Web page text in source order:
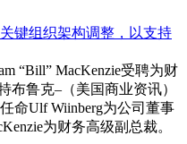
关键组织架构调整，以支持
“Bill” MacKenzie受聘为财
布鲁克–（美国商业资讯）
命Ulf Wiinberg为公司董事
为财务高级副总裁。